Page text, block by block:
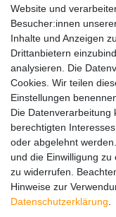
Website und
Besucher:innen
Inhalte und Anzeigen
Drittanbietern
analysieren. Die
Cookies. Wir teilen
Einstellungen
Die Datenverarbeitung
berechtigten
oder abgelehnt
und die Einwilligung
zu widerrufen.
Hinweise zur
Daten­schutz­erklärung
Widerrufs­recht
Hinweise zur
Im
der Lieferung von
verpflichtet, Sie auf
Sie sind zur
gesetzlich
Neubatterien im
unentgeltlich an
zurückgeben. Die
haben folgende
Das Symbol der